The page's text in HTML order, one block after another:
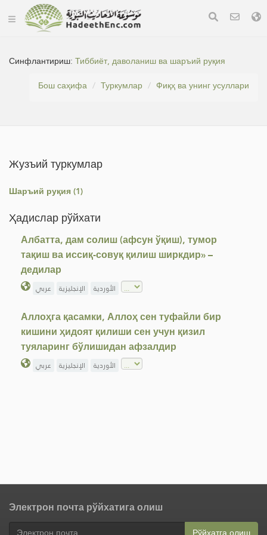
Синфлантириш:Тиббиёт, даволаниш ва шаръий руқия
Бош саҳифа
Туркумлар Фиқҳ ва унинг усуллари
Жузъий туркумлар
Шаръий руқия (1)
Ҳадислар рўйхати
Албатта, дам солиш (афсун ўқиш), тумор
тақиш ва иссиқ-совуқ қилиш ширкдир» –
дедилар
عربي الإنجليزية الأوردية
Аллоҳга қасамки, Аллоҳ сен туфайли бир
кишини ҳидоят қилиши сен учун қизил
туяларинг бўлишидан афзалдир
عربي الإنجليزية الأوردية
Электрон почта рўйхатига олиш